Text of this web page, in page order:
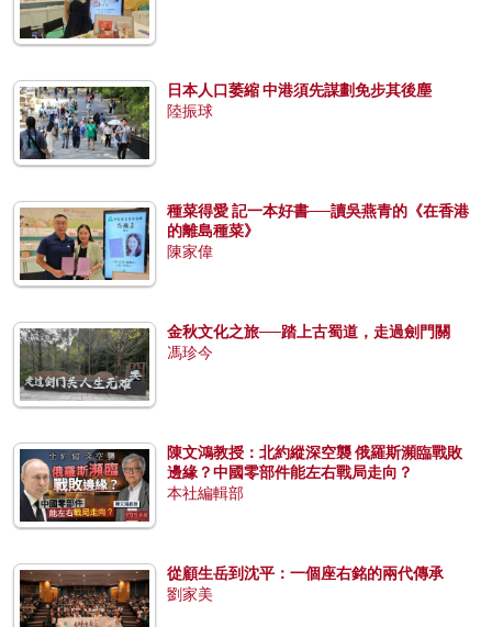
日本人口萎縮 中港須先謀劃免步其後塵
陸振球
種菜得愛 記一本好書──讀吳燕青的《在香港
的離島種菜》
陳家偉
金秋文化之旅──踏上古蜀道，走過劍門關
馮珍今
陳文鴻教授：北約縱深空襲 俄羅斯瀕臨戰敗
邊緣？中國零部件能左右戰局走向？
本社編輯部
從顧生岳到沈平：一個座右銘的兩代傳承
劉家美